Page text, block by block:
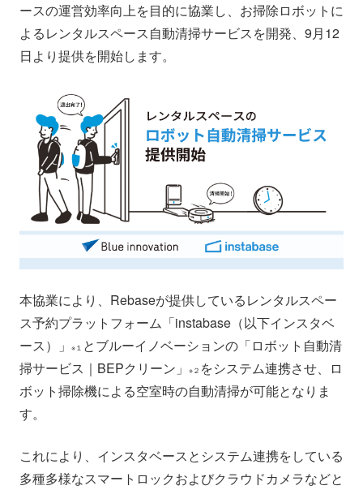
ースの運営効率向上を目的に協業し、お掃除ロボットに
よるレンタルスペース自動清掃サービスを開発、9月12
日より提供を開始します。
本協業により、Rebaseが提供しているレンタルスペー
ス予約プラットフォーム「instabase（以下インスタベ
ース）」
※１ とブルーイノベーションの「ロボット自動清
掃サービス｜BEPクリーン」
※２ をシステム連携させ、ロ
ボット掃除機による空室時の自動清掃が可能となりま
す。
これにより、インスタベースとシステム連携をしている
多種多様なスマートロックおよびクラウドカメラなどと